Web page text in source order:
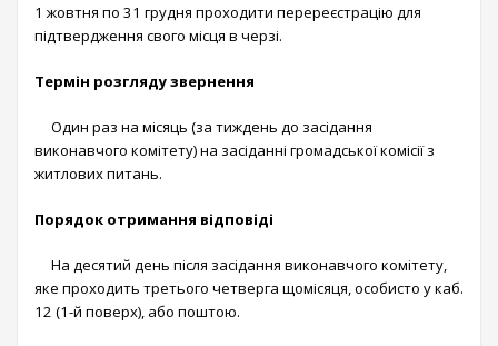
1 жовтня по 31 грудня проходити перереєстрацію для
підтвердження свого місця в черзі.
Термін розгляду звернення
Один раз на місяць (за тиждень до засідання
виконавчого комітету) на засіданні громадської комісії з
житлових питань.
Порядок отримання відповіді
На десятий день після засідання виконавчого комітету,
яке проходить третього четверга щомісяця, особисто у каб.
12 (1-й поверх), або поштою.